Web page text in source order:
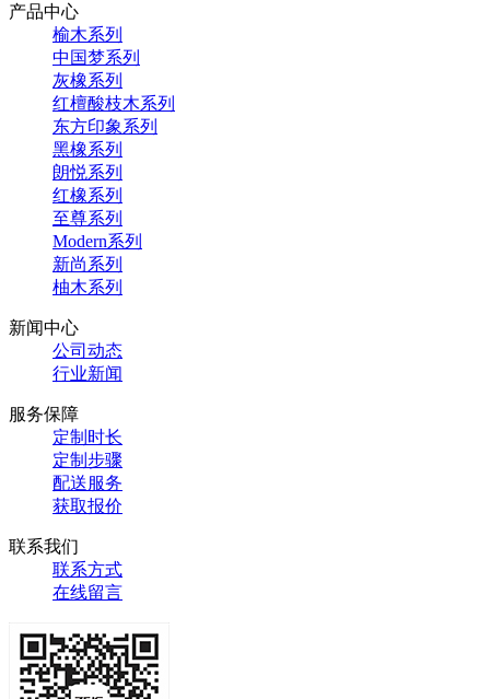
产品中心
榆木系列
中国梦系列
灰橡系列
红檀酸枝木系列
东方印象系列
黑橡系列
朗悦系列
红橡系列
至尊系列
Modern系列
新尚系列
柚木系列
新闻中心
公司动态
行业新闻
服务保障
定制时长
定制步骤
配送服务
获取报价
联系我们
联系方式
在线留言